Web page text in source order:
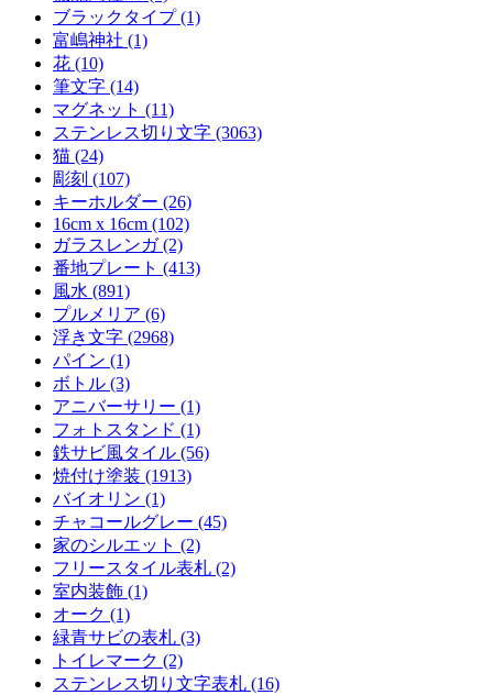
ブラックタイプ (1)
富嶋神社 (1)
花 (10)
筆文字 (14)
マグネット (11)
ステンレス切り文字 (3063)
猫 (24)
彫刻 (107)
キーホルダー (26)
16cm x 16cm (102)
ガラスレンガ (2)
番地プレート (413)
風水 (891)
プルメリア (6)
浮き文字 (2968)
パイン (1)
ボトル (3)
アニバーサリー (1)
フォトスタンド (1)
鉄サビ風タイル (56)
焼付け塗装 (1913)
バイオリン (1)
チャコールグレー (45)
家のシルエット (2)
フリースタイル表札 (2)
室内装飾 (1)
オーク (1)
緑青サビの表札 (3)
トイレマーク (2)
ステンレス切り文字表札 (16)